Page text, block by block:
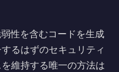
性を含むコードを生成
るはずのセキュリティ
維持する唯一の方法は